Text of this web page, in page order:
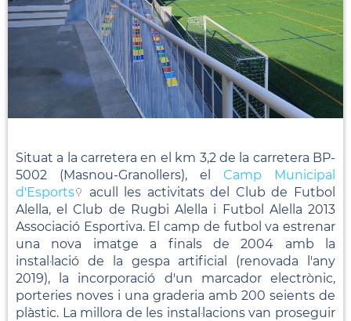
Situat a la carretera en el km 3,2 de la carretera BP-
5002 (Masnou-Granollers), el Camp Municipal
d'Esports
acull les activitats del Club de Futbol
Alella, el Club de Rugbi Alella i Futbol Alella 2013
Associació Esportiva. El camp de futbol va estrenar
una nova imatge a finals de 2004 amb la
instal·lació de la gespa artificial (renovada l'any
2019), la incorporació d'un marcador electrònic,
porteries noves i una graderia amb 200 seients de
plàstic. La millora de les instal·lacions van proseguir